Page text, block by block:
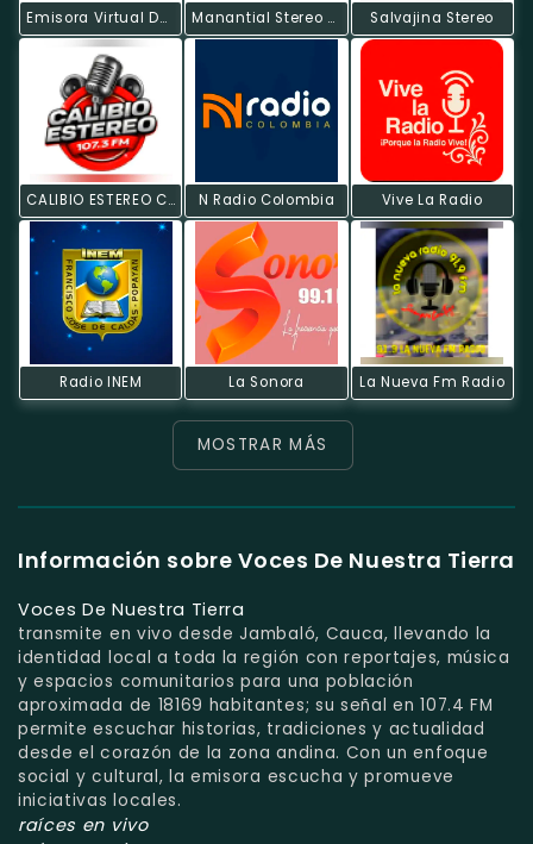
Emisora Virtual Del CRIC Manantial Stereo FM Salvajina Stereo
CALIBIO ESTEREO COLOMBIA N Radio Colombia Vive La Radio
Radio INEM La Sonora La Nueva Fm Radio
MOSTRAR MÁS
Información sobre Voces De Nuestra Tierra
Voces De Nuestra Tierra
transmite en vivo desde Jambaló, Cauca, llevando la
identidad local a toda la región con reportajes, música
y espacios comunitarios para una población
aproximada de 18169 habitantes; su señal en 107.4 FM
permite escuchar historias, tradiciones y actualidad
desde el corazón de la zona andina. Con un enfoque
social y cultural, la emisora escucha y promueve
iniciativas locales.
raíces en vivo